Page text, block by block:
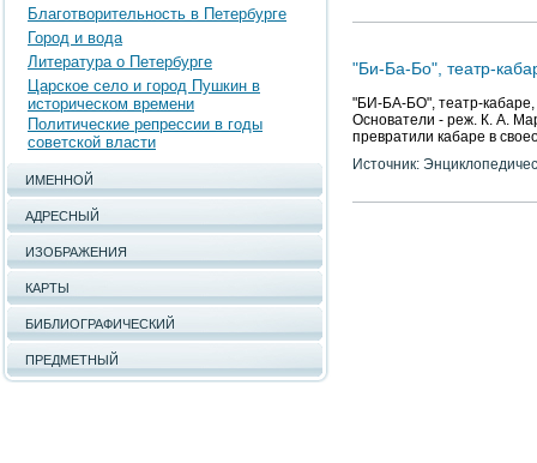
Благотворительность в Петербурге
Город и вода
Литература о Петербурге
Царское село и город Пушкин в
историческом времени
Политические репрессии в годы
советской власти
ИМЕННОЙ
АДРЕСНЫЙ
ИЗОБРАЖЕНИЯ
КАРТЫ
БИБЛИОГРАФИЧЕСКИЙ
ПРЕДМЕТНЫЙ
"Би-Ба-Бо", театр-
"БИ-БА-БО", театр-кабаре,
Основатели - реж. К. А.
превратили кабаре в
Источник: